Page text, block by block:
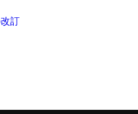
訂